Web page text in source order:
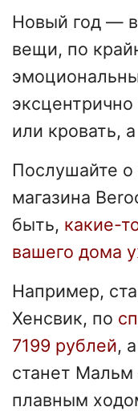
Новый год —
вещи, по
или кровать,
Послушайте о
магазина
быть, какие-
вашего дома
Например,
Хенсвик, по
7199 рублей,
станет
плавным